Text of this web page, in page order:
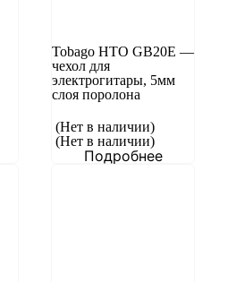
Tobago HTO GB20E —
чехол для
электрогитары, 5мм
слоя поролона
(Нет в наличии)
(Нет в наличии)
Подробнее